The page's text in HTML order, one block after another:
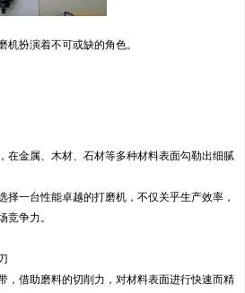
机扮演着不可或缺的角色。
在金属、木材、石材等多种材料表面勾勒出细腻
择一台性能卓越的打磨机，不仅关乎生产效率，
竞争力。
，借助磨料的切削力，对材料表面进行快速而精